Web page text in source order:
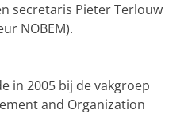
secretaris Pieter Terlouw
NOBEM).
in 2005 bij de vakgroep
and Organization